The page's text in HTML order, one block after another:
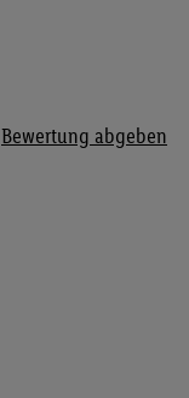
Bewertung abgeben